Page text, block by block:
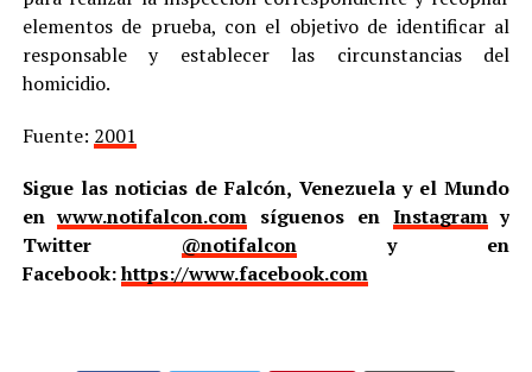
elementos de prueba, con el objetivo de identificar al
responsable y establecer las circunstancias del
homicidio.
Fuente: 2001
Sigue las noticias de Falcón, Venezuela y el Mundo
enwww.notifalcon.com síguenos en Instagramy
Twitter @notifalcony en
Facebook:https://www.facebook.com